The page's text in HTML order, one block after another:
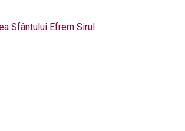
Sfântului Efrem Sirul